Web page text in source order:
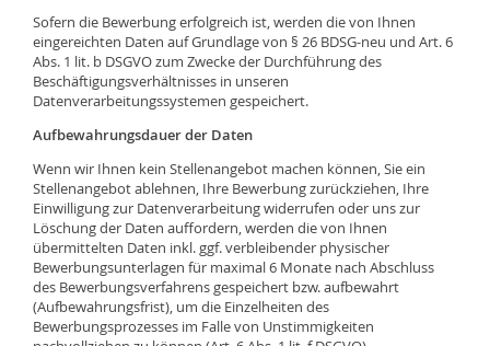
Sofern die Bewerbung erfolgreich ist, werden die von Ihnen
eingereichten Daten auf Grundlage von § 26 BDSG-neu und Art. 6
Abs. 1 lit. b DSGVO zum Zwecke der Durchführung des
Beschäftigungsverhältnisses in unseren
Datenverarbeitungssystemen gespeichert.
Aufbewahrungsdauer der Daten
Wenn wir Ihnen kein Stellenangebot machen können, Sie ein
Stellenangebot ablehnen, Ihre Bewerbung zurückziehen, Ihre
Einwilligung zur Datenverarbeitung widerrufen oder uns zur
Löschung der Daten auffordern, werden die von Ihnen
übermittelten Daten inkl. ggf. verbleibender physischer
Bewerbungsunterlagen für maximal 6 Monate nach Abschluss
des Bewerbungsverfahrens gespeichert bzw. aufbewahrt
(Aufbewahrungsfrist), um die Einzelheiten des
Bewerbungsprozesses im Falle von Unstimmigkeiten